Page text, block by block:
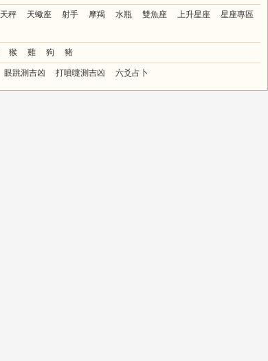
天秤 天蠍座 射手 摩羯 水瓶 雙魚座 上升星座
星座專區
猴 雞 狗 豬
眼跳測吉凶 打噴嚏測吉凶 六爻占卜